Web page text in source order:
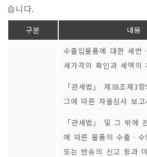
습니다.
구분 내용
수출입물품에 대한 세번
세가격의 확인과 세액의
「관세법」 제38조제3
그에 따른 자율심사 보고
「관세법」 및 그 밖에
에 따른 물품의 수출ㆍ수
또는 반송의 신고 등과